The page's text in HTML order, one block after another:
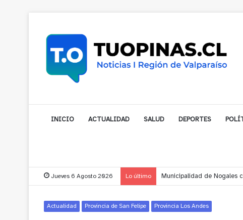
INICIO ACTUALIDAD SALUD DEPORTES
Jueves 6 Agosto 2026 Lo último Municipalidad de Nogales
Actualidad Provincia de San Felipe Provincia Los Andes